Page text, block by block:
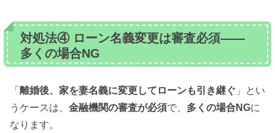
対処法④ ローン名義変更は審査必須——
多くの場合NG
「 離婚後、家を妻名義に変更してローンも引き継ぐ 」とい
うケースは、 金融機関の審査が必須で、 多くの場合NGに
なります。